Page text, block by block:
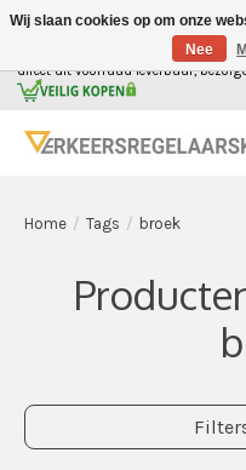
Alle kleding voor de
direct uit voorraad leverbaar,
Home / Tags / broek
Wij slaan cookies op om onze
Nee